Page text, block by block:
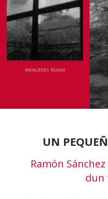
CONTACTO
UN
Ramón
dun